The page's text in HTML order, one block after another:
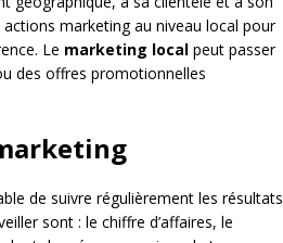
marketing au niveau local pour
Le marketing local peut passer
des offres promotionnelles
de suivre régulièrement les résultats
sont : le chiffre d’affaires, le